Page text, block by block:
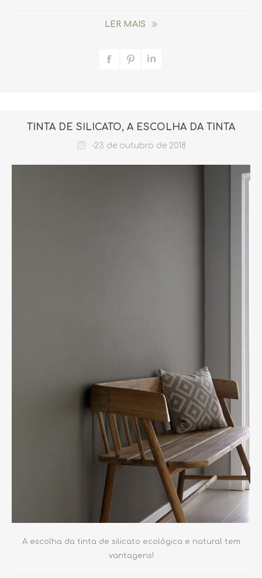
LER MAIS
TINTA DE SILICATO, A ESCOLHA DA TINTA
-23 de outubro de 2018
A escolha da tinta de silicato ecológica e natural tem
vantagens!